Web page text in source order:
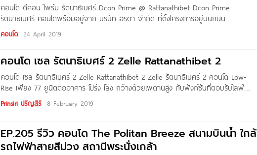
คอนโด ดีคอน ไพร์ม รัตนาธิเบศร์ Dcon Prime @ Rattanathibet Dcon Prime
รัตนาธิเบศร์ คอนโดพร้อมอยู่จาก บริษัท อรดา จำกัด ที่ตั้งโครงการอยู่บนถนน
รัตนาธิเบศร์ ต.ไทรม้า อ.เมืองนนทบุรี จ.นนทบุรี ใกล้รถไฟฟ้า MRT ไทรม้า 100 เมตร, ใกล้
Central WestGate, Central รัตนาธิเบศร์, Esplanade
คอนโด 24 April 2019
คอนโด เซล รัตนาธิเบศร์ 2 Zelle Rattanathibet 2
คอนโด เซล รัตนาธิเบศร์ 2 Zelle Rattanathibet 2 Zelle รัตนาธิเบศร์ 2 คอนโด Low-
Rise เพียง 77 ยูนิตต่ออาคาร โปร่ง โล่ง กว้างด้วยเพดานสูง กับฟังก์ชันที่ตอบรับไลฟ์
สไตล์ยุคใหม่ พร้อมเฟอร์นิเจอร์และสิ่งอำนวยความสะดวกครบครัน บนทำเลศักยภาพ ติด
ถนนรัตนาธิเบศร์ ใกล้รถไฟฟ้าสายสีม่วง 2 สถานี เปิดจอง 2-3 มี.ค. นี้ ราคาเริ่มต้น
Prinsiri ปริญสิริ 8 February 2019
EP.205 รีวิว คอนโด The Politan Breeze สนามบินน้ำ ใกล้
รถไฟฟ้าสายสีม่วง สถานีพระนั่งเกล้า